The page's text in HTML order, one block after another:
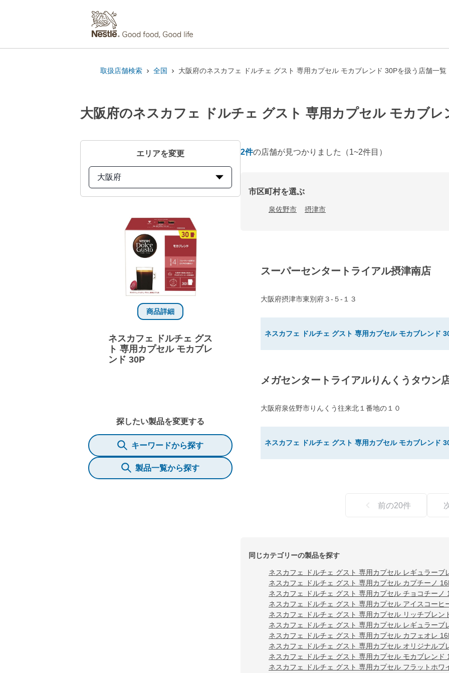
取扱店舗検索 全国 大阪府のネスカフェ ドルチェ グスト 専用カプセル モカブレンド 30Pを扱う店舗一覧
大阪府のネスカフェ ドルチェ グスト 専用カプセル モカブレ
エリアを変更
大阪府
商品詳細
ネスカフェ ドルチェ グス
ト 専用カプセル モカブレ
ンド 30P
探したい製品を変更する
キーワードから探す
製品一覧から探す
2件の店舗が見つかりました （1~2件目）
市区町村を選ぶ
泉佐野市 摂津市
スーパーセンタートライアル摂津南店
大阪府摂津市東別府３-５-１３
ネスカフェ ドルチェ グスト 専用カプセル モカブレンド
メガセンタートライアルりんくうタウン
大阪府泉佐野市りんくう往来北１番地の１０
ネスカフェ ドルチェ グスト 専用カプセル モカブレンド
前の20件
同じカテゴリーの製品を探す
ネスカフェ ドルチェ グスト 専用カプセル レギュラーブ
ネスカフェ ドルチェ グスト 専用カプセル カプチーノ
ネスカフェ ドルチェ グスト 専用カプセル チョコチーノ
ネスカフェ ドルチェ グスト 専用カプセル アイスコーヒ
ネスカフェ ドルチェ グスト 専用カプセル リッチブレン
ネスカフェ ドルチェ グスト 専用カプセル レギュラーブ
ネスカフェ ドルチェ グスト 専用カプセル カフェオレ
ネスカフェ ドルチェ グスト 専用カプセル オリジナルブ
ネスカフェ ドルチェ グスト 専用カプセル モカブレンド
ネスカフェ ドルチェ グスト 専用カプセル フラットホワ